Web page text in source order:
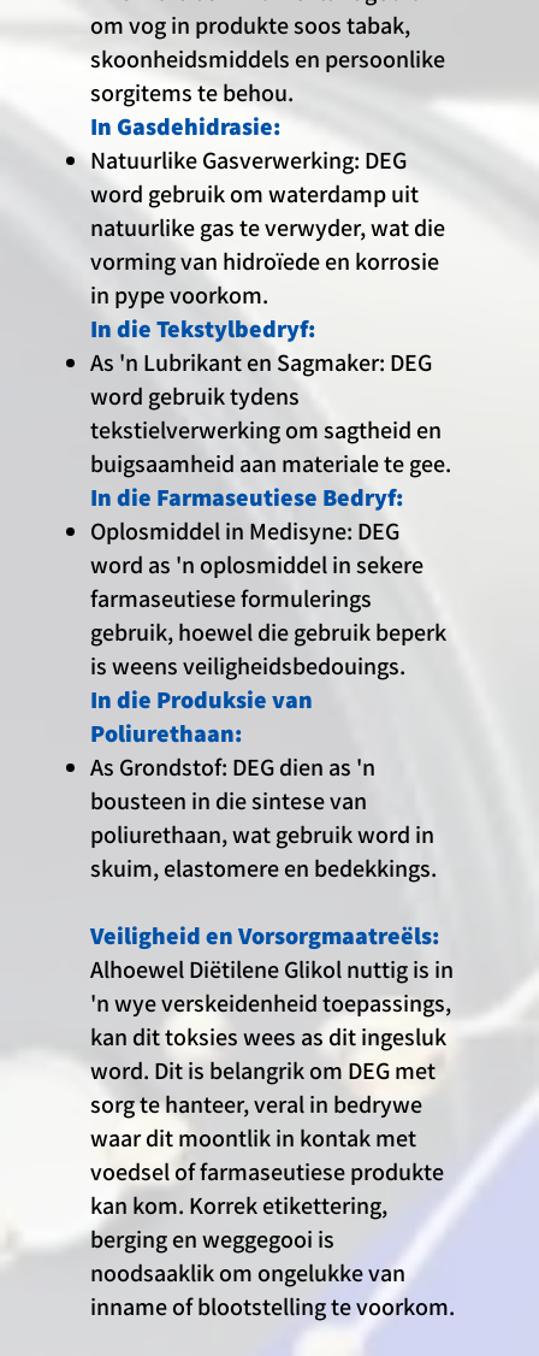
om vog in produkte soos tabak,
skoonheidsmiddels en persoonlike
sorgitems te behou.
In Gasdehidrasie:
Natuurlike Gasverwerking: DEG
word gebruik om waterdamp uit
natuurlike gas te verwyder, wat die
vorming van hidroïede en korrosie
in pype voorkom.
In die Tekstylbedryf:
As 'n Lubrikant en Sagmaker: DEG
word gebruik tydens
tekstielverwerking om sagtheid en
buigsaamheid aan materiale te gee.
In die Farmaseutiese Bedryf:
Oplosmiddel in Medisyne: DEG
word as 'n oplosmiddel in sekere
farmaseutiese formulerings
gebruik, hoewel die gebruik beperk
is weens veiligheidsbedouings.
In die Produksie van
Poliurethaan:
As Grondstof: DEG dien as 'n
bousteen in die sintese van
poliurethaan, wat gebruik word in
skuim, elastomere en bedekkings.
Veiligheid en Vorsorgmaatreëls:
Alhoewel Diëtilene Glikol nuttig is in
'n wye verskeidenheid toepassings,
kan dit toksies wees as dit ingesluk
word. Dit is belangrik om DEG met
sorg te hanteer, veral in bedrywe
waar dit moontlik in kontak met
voedsel of farmaseutiese produkte
kan kom. Korrek etikettering,
berging en weggegooi is
noodsaaklik om ongelukke van
inname of blootstelling te voorkom.